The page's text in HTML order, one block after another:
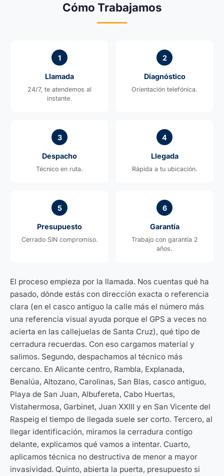
Cómo Trabajamos
1
Llamada
24/7, te atendemos al
instante.
2
Diagnóstico
Orientación telefónica.
3
Despacho
Técnico en ruta.
4
Llegada
Rápida a tu ubicación.
5
Presupuesto
Cerrado SIN compromiso.
6
Garantía
Trabajo con garantía 2
años.
El proceso empieza por la llamada. Nos cuentas qué ha
pasado, dónde estás con dirección exacta o referencia
clara (en el casco antiguo la calle más el número más
una referencia visual ayuda porque el GPS a veces no
acierta en las callejuelas de Santa Cruz), qué tipo de
cerradura recuerdas. Con eso cargamos material y
salimos. Segundo, despachamos al técnico más
cercano. En Alicante centro, Rambla, Explanada,
Benalúa, Altozano, Carolinas, San Blas, casco antiguo,
Playa de San Juan, Albufereta, Cabo Huertas,
Vistahermosa, Garbinet, Juan XXIII y en San Vicente del
Raspeig el tiempo de llegada suele ser corto. Tercero, al
llegar identificación, miramos la cerradura contigo
delante, explicamos qué vamos a intentar. Cuarto,
aplicamos técnica no destructiva de menor a mayor
invasividad. Quinto, abierta la puerta, presupuesto si